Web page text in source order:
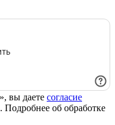
вы даете согласие
об обработке